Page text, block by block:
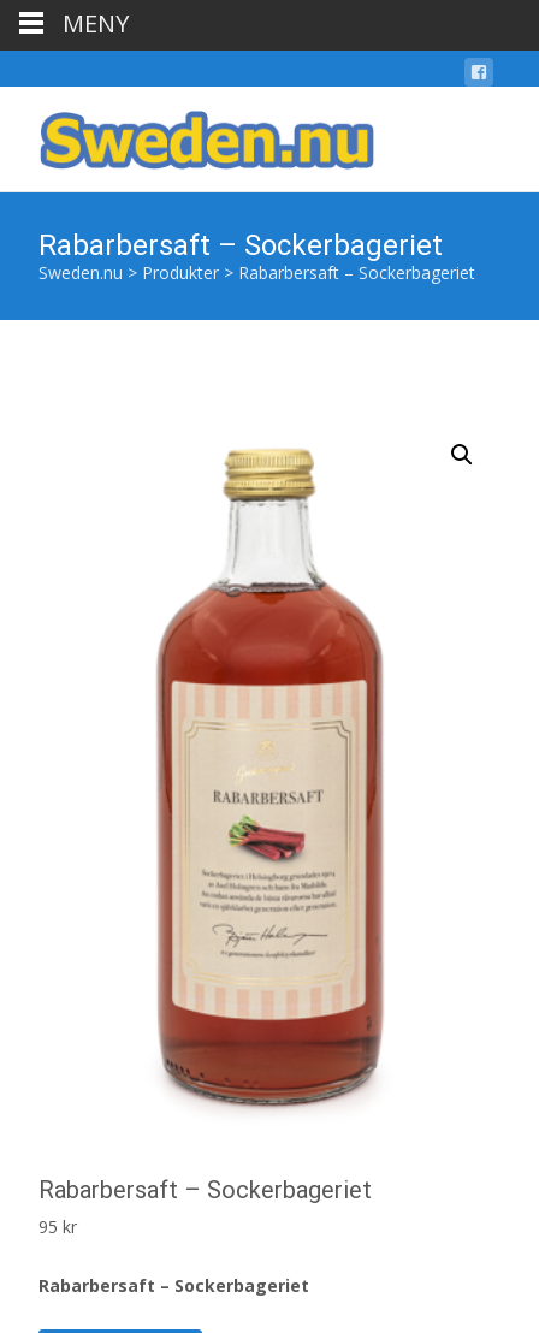
Rabarbersaft – Sockerbageriet
Sweden.nu > Produkter > Rabarbersaft – Sockerbageriet
Rabarbersaft – Sockerbageriet
95 kr
Rabarbersaft – Sockerbageriet
MENY